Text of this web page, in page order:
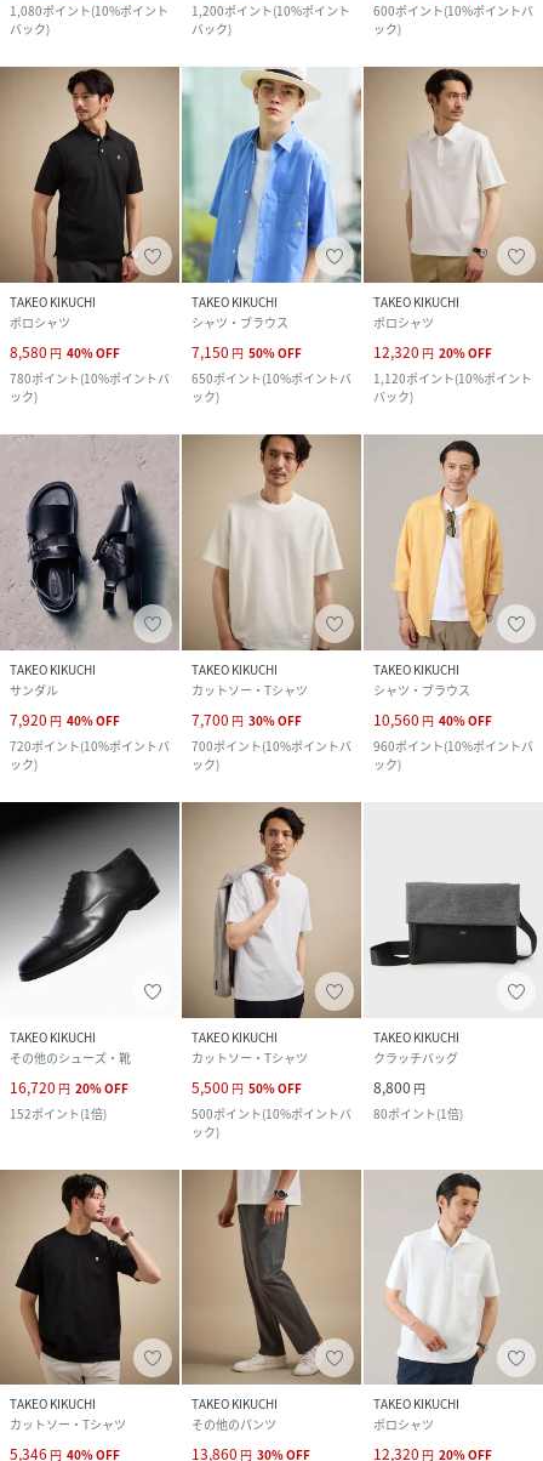
1,080ポイント(10%ポイント
バック)
1,200ポイント(10%ポイント
バック)
600ポイント(10%ポイントバ
ック)
TAKEO KIKUCHI
ポロシャツ
8,580 円 40%OFF
780ポイント(10%ポイントバ
ック)
TAKEO KIKUCHI
シャツ・ブラウス
7,150 円 50%OFF
650ポイント(10%ポイントバ
ック)
TAKEO KIKUCHI
ポロシャツ
12,320 円 20%OFF
1,120ポイント(10%ポイント
バック)
TAKEO KIKUCHI
サンダル
7,920 円 40%OFF
720ポイント(10%ポイントバ
ック)
TAKEO KIKUCHI
カットソー・Tシャツ
7,700 円 30%OFF
700ポイント(10%ポイントバ
ック)
TAKEO KIKUCHI
シャツ・ブラウス
10,560 円 40%OFF
960ポイント(10%ポイントバ
ック)
TAKEO KIKUCHI
その他のシューズ・靴
16,720 円 20%OFF
152ポイント(1倍)
TAKEO KIKUCHI
カットソー・Tシャツ
5,500 円 50%OFF
500ポイント(10%ポイントバ
ック)
TAKEO KIKUCHI
クラッチバッグ
8,800 円
80ポイント(1倍)
TAKEO KIKUCHI
カットソー・Tシャツ
5,346 円 40%OFF
TAKEO KIKUCHI
その他のパンツ
13,860 円 30%OFF
TAKEO KIKUCHI
ポロシャツ
12,320 円 20%OFF